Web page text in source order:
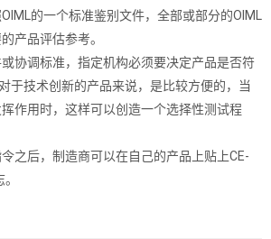
的一个标准鉴别文件，全部或部分的OIML
产品评估参考。
协调标准，指定机构必须要决定产品是否符
于技术创新的产品来说，是比较方便的，当
作用时，这样可以创造一个选择性测试程
之后，制造商可以在自己的产品上贴上CE-